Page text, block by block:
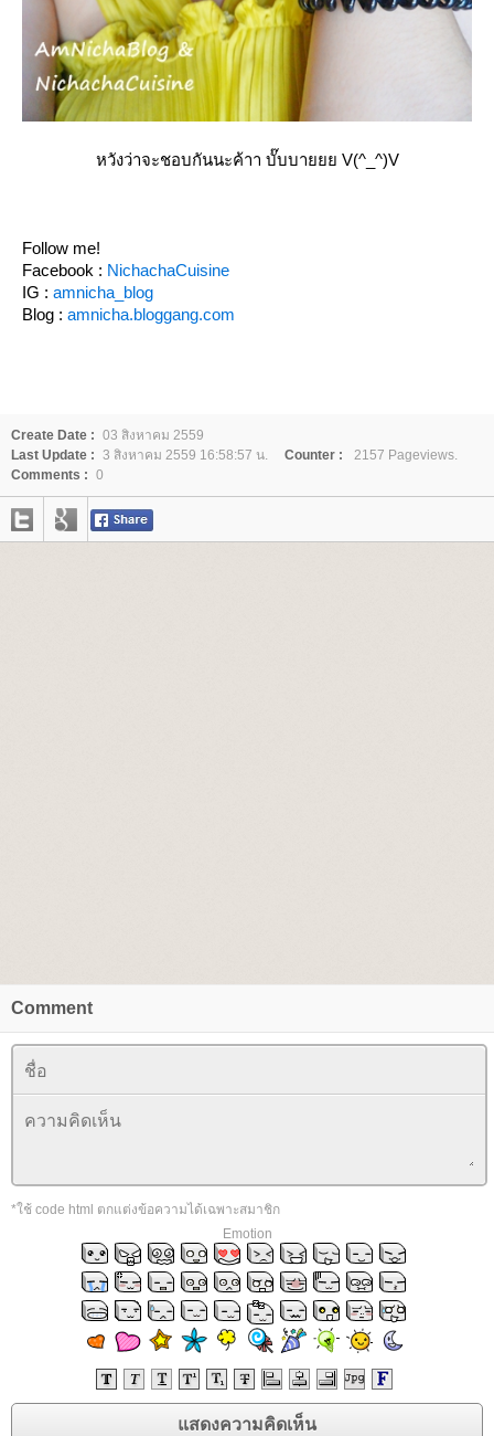
หวังว่าจะชอบกันนะค้าา บั๊บบายยย V(^_^)V
Follow me!
Facebook : NichachaCuisine
IG : amnicha_blog
Blog : amnicha.bloggang.com
Create Date : 03 สิงหาคม 2559
Last Update : 3 สิงหาคม 2559 16:58:57 น. Counter :
2157 Pageviews.
Comments : 0
Comment
*ใช้ code html ตกแต่งข้อความได้เฉพาะสมาชิก
Emotion